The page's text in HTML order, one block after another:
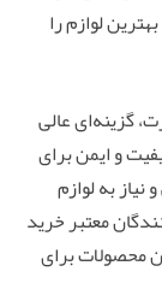
لوازم را
گزینه‌ای عالی
و ایمن برای
به لوازم
معتبر خرید
محصولات برای